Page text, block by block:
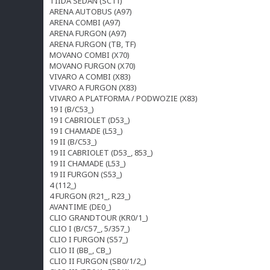
ARENA AUTOBUS (A97)
ARENA COMBI (A97)
ARENA FURGON (A97)
ARENA FURGON (TB, TF)
MOVANO COMBI (X70)
MOVANO FURGON (X70)
VIVARO A COMBI (X83)
VIVARO A FURGON (X83)
VIVARO A PLATFORMA / PODWOZIE (X83)
19 I (B/C53_)
19 I CABRIOLET (D53_)
19 I CHAMADE (L53_)
19 II (B/C53_)
19 II CABRIOLET (D53_, 853_)
19 II CHAMADE (L53_)
19 II FURGON (S53_)
4 (112_)
4 FURGON (R21_, R23_)
AVANTIME (DE0_)
CLIO GRANDTOUR (KR0/1_)
CLIO I (B/C57_, 5/357_)
CLIO I FURGON (S57_)
CLIO II (BB_, CB_)
CLIO II FURGON (SB0/1/2_)